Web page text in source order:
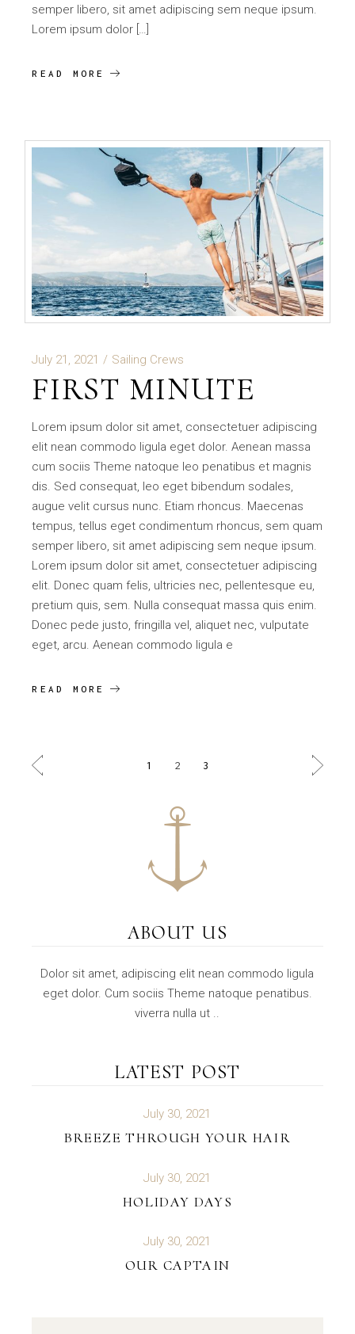
semper libero, sit amet adipiscing sem neque ipsum.
Lorem ipsum dolor […]
READ MORE
July 21, 2021 Sailing Crews
FIRST MINUTE
Lorem ipsum dolor sit amet, consectetuer adipiscing
elit nean commodo ligula eget dolor. Aenean massa
cum sociis Theme natoque leo penatibus et magnis
dis. Sed consequat, leo eget bibendum sodales,
augue velit cursus nunc. Etiam rhoncus. Maecenas
tempus, tellus eget condimentum rhoncus, sem quam
semper libero, sit amet adipiscing sem neque ipsum.
Lorem ipsum dolor sit amet, consectetuer adipiscing
elit. Donec quam felis, ultricies nec, pellentesque eu,
pretium quis, sem. Nulla consequat massa quis enim.
Donec pede justo, fringilla vel, aliquet nec, vulputate
eget, arcu. Aenean commodo ligula e
READ MORE
POSTS
PAGINATION
1 2 3
ABOUT US
Dolor sit amet, adipiscing elit nean commodo ligula
eget dolor. Cum sociis Theme natoque penatibus.
viverra nulla ut ..
LATEST POST
July 30, 2021
BREEZE THROUGH YOUR HAIR
July 30, 2021
HOLIDAY DAYS
July 30, 2021
OUR CAPTAIN